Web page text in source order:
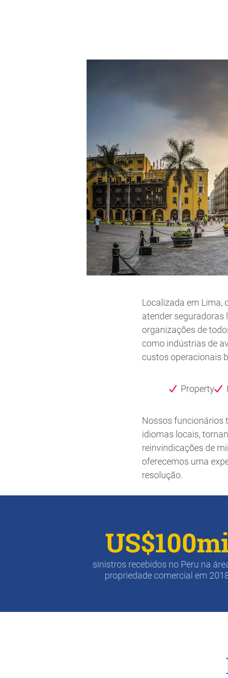
Localizada em Lima,
atender seguradoras
organizações de
como indústrias de
custos operacionais
Property
Nossos funcionários
idiomas locais,
reinvindicações de
oferecemos uma
resolução.
sinistros recebidos no Peru na
propriedade comercial em